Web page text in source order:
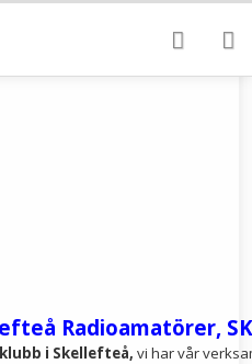
Radioamatörer,
i Skellefteå, vi har vår